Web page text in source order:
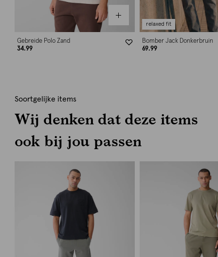
Gebreide Polo Zand
34.99
relaxed fit
Bomber Jack Donkerbruin
69.99
Soortgelijke items
Wij denken dat deze items
ook bij jou passen